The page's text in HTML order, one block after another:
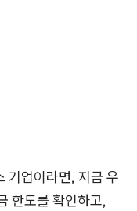
기업이라면, 지금 우
한도를 확인하고,